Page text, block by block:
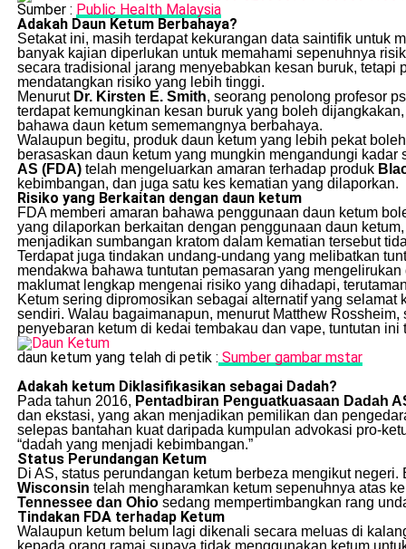
Sumber : Public Health Malaysia
Adakah Daun Ketum Berbahaya?
Setakat ini, masih terdapat kekurangan data saintifik untuk
banyak kajian diperlukan untuk memahami sepenuhnya
secara tradisional jarang menyebabkan kesan buruk,
mendatangkan risiko yang lebih tinggi.
Menurut Dr. Kirsten E. Smith, seorang penolong profesor
terdapat kemungkinan kesan buruk yang boleh
bahawa daun ketum sememangnya berbahaya.
Walaupun begitu, produk daun ketum yang lebih pekat
berasaskan daun ketum yang mungkin mengandungi
AS (FDA)telah mengeluarkan amaran terhadap produk
kebimbangan, dan juga satu kes kematian yang dilaporkan.
Risiko yang Berkaitan dengan daun ketum
FDA memberi amaran bahawa penggunaan daun ketum
yang dilaporkan berkaitan dengan penggunaan daun
menjadikan sumbangan kratom dalam kematian tersebut
Terdapat juga tindakan undang-undang yang melibatkan
mendakwa bahawa tuntutan pemasaran yang
maklumat lengkap mengenai risiko yang dihadapi,
Ketum sering dipromosikan sebagai alternatif yang
sendiri. Walau bagaimanapun, menurut Matthew
penyebaran ketum di kedai tembakau dan vape, tuntutan
daun ketum yang telah di petik : Sumber gambar mstar
Adakah ketum Diklasifikasikan sebagai Dadah?
Pada tahun 2016, Pentadbiran Penguatkuasaan Dadah
dan ekstasi, yang akan menjadikan pemilikan dan
selepas bantahan kuat daripada kumpulan advokasi pro-
“dadah yang menjadi kebimbangan.”
Status Perundangan Ketum
Di AS, status perundangan ketum berbeza mengikut
Wisconsin telah mengharamkan ketum sepenuhnya atas
Tennessee dan Ohiosedang mempertimbangkan rang
Tindakan FDA terhadap Ketum
Walaupun ketum belum lagi dikenali secara meluas di
kepada orang ramai supaya tidak menggunakan ketum